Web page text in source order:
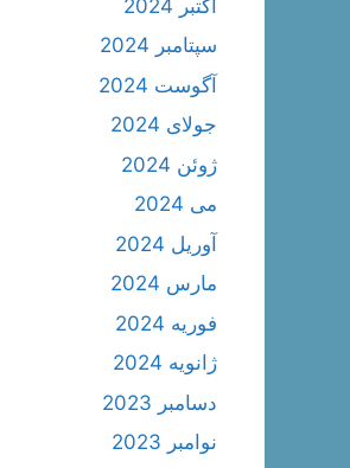
اکتبر 2024
سپتامبر 2024
آگوست 2024
جولای 2024
ژوئن 2024
می 2024
آوریل 2024
مارس 2024
فوریه 2024
ژانویه 2024
دسامبر 2023
نوامبر 2023